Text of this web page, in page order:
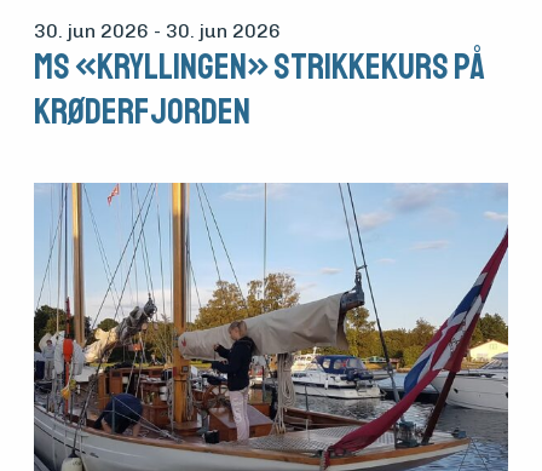
30. jun 2026 - 30. jun 2026
MS «Kryllingen» Strikkekurs på
Krøderfjorden